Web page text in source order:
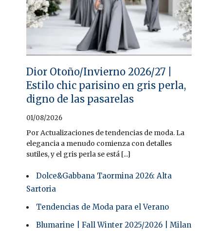
Dior Otoño/Invierno 2026/27 |
Estilo chic parisino en gris perla,
digno de las pasarelas
01/08/2026
Por Actualizaciones de tendencias de moda. La
elegancia a menudo comienza con detalles
sutiles, y el gris perla se está [...]
Dolce&Gabbana Taormina 2026: Alta
Sartoria
Tendencias de Moda para el Verano
Blumarine | Fall Winter 2025/2026 | Milan